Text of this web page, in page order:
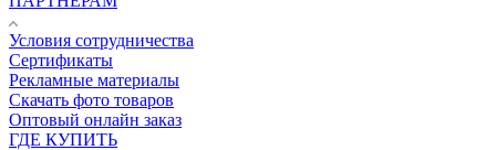
Условия сотрудничества
Сертификаты
Рекламные материалы
Скачать фото товаров
Оптовый онлайн заказ
ГДЕ КУПИТЬ